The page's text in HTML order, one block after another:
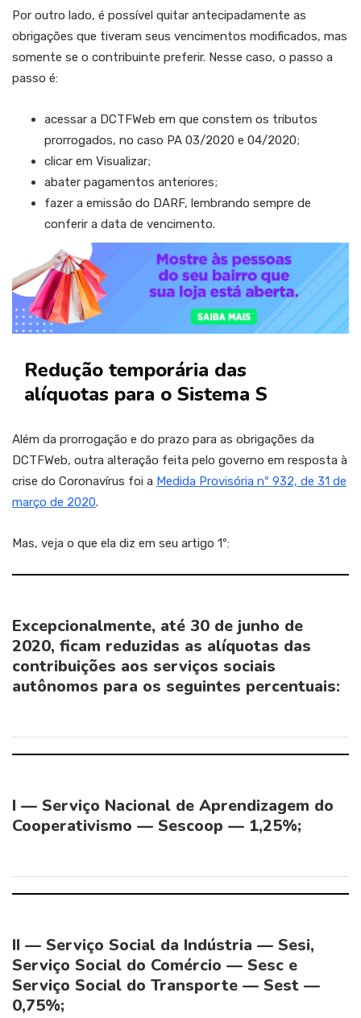
Por outro lado, é possível quitar antecipadamente as
obrigações que tiveram seus vencimentos modificados, mas
somente se o contribuinte preferir. Nesse caso, o passo a
passo é:
acessar a DCTFWeb em que constem os tributos
prorrogados, no caso PA 03/2020 e 04/2020;
clicar em Visualizar;
abater pagamentos anteriores;
fazer a emissão do DARF, lembrando sempre de
conferir a data de vencimento.
Redução temporária das
alíquotas para o Sistema S
Além da prorrogação e do prazo para as obrigações da
DCTFWeb, outra alteração feita pelo governo em resposta à
crise do Coronavírus foi a Medida Provisória nº 932, de 31 de
março de 2020.
Mas, veja o que ela diz em seu artigo 1º:
Excepcionalmente, até 30 de junho de
2020, ficam reduzidas as alíquotas das
contribuições aos serviços sociais
autônomos para os seguintes percentuais:
I — Serviço Nacional de Aprendizagem do
Cooperativismo — Sescoop — 1,25%;
II — Serviço Social da Indústria — Sesi,
Serviço Social do Comércio — Sesc e
Serviço Social do Transporte — Sest —
0,75%;